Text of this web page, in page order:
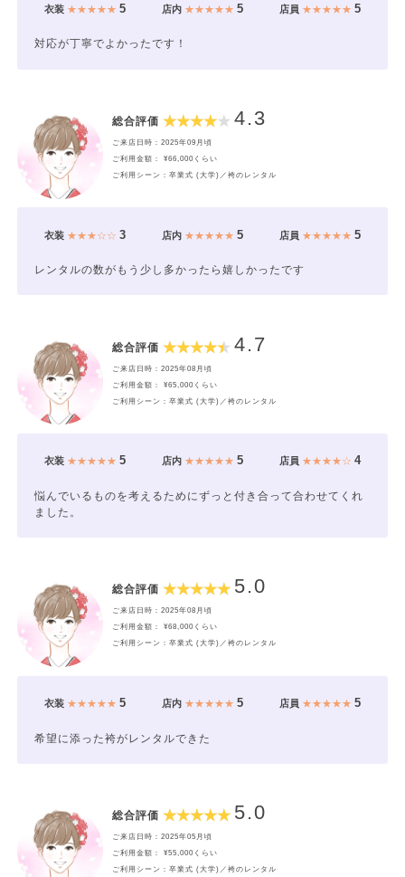
衣装★★★★★ 5 店内★★★★★ 5 店員 ★★★★★5
対応が丁寧でよかったです！
総合評価 4.3
ご来店日時：2025年09月頃
ご利用金額： ¥66,000くらい
ご利用シーン：卒業式 (大学)／袴のレンタル
衣装★★★☆☆ 3 店内★★★★★ 5 店員 ★★★★★5
レンタルの数がもう少し多かったら嬉しかったです
総合評価 4.7
ご来店日時：2025年08月頃
ご利用金額： ¥65,000くらい
ご利用シーン：卒業式 (大学)／袴のレンタル
衣装★★★★★ 5 店内★★★★★ 5 店員 ★★★★☆4
悩んでいるものを考えるためにずっと付き合って合わせてくれ
ました。
総合評価 5.0
ご来店日時：2025年08月頃
ご利用金額： ¥68,000くらい
ご利用シーン：卒業式 (大学)／袴のレンタル
衣装★★★★★ 5 店内★★★★★ 5 店員 ★★★★★5
希望に添った袴がレンタルできた
総合評価 5.0
ご来店日時：2025年05月頃
ご利用金額： ¥55,000くらい
ご利用シーン：卒業式 (大学)／袴のレンタル